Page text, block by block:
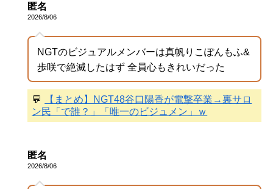
匿名
2026/8/06
NGTのビジュアルメンバーは真帆りこぽんもふ&
歩咲で絶滅したはず 全員心もきれいだった
💬
【まとめ】NGT48谷口陽香が電撃卒業→裏サロ
ン民「で誰？」「唯一のビジュメン」ｗ
匿名
2026/8/06